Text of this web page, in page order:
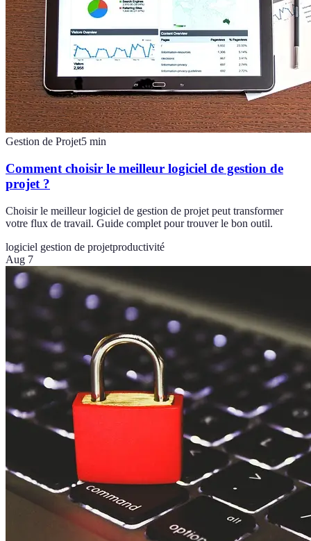
Gestion de Projet5 min
Comment choisir le meilleur logiciel de gestion de
projet ?
Choisir le meilleur logiciel de gestion de projet peut transformer
votre flux de travail. Guide complet pour trouver le bon outil.
logiciel gestion de projetproductivité
Aug 7